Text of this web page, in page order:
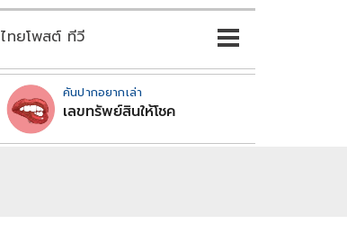
ไทยโพสต์ ทีวี
คันปากอยากเล่า
เลขทรัพย์สินให้โชค